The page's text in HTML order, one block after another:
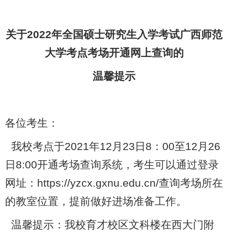
关于2022年全国硕士研究生入学考试广西师范
大学考点考场开通网上查询的
温馨提示
各位考生：
我校考点于2021年12月23日8：00至12月26
日8:00开通考场查询系统，考生可以通过登录
网址：https://yzcx.gxnu.edu.cn/查询考场所在
的教室位置，提前做好进场准备工作。
温馨提示：我校育才校区文科楼在西大门附